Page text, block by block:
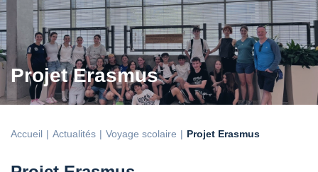
Projet Erasmus
Accueil Actualités Voyage scolaire Projet Erasmus